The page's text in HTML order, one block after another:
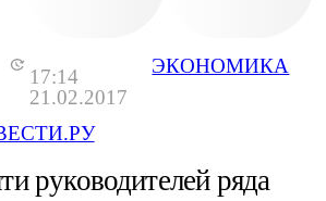
17:14
21.02.2017
ЭКОНОМИКА
руководителей ряда